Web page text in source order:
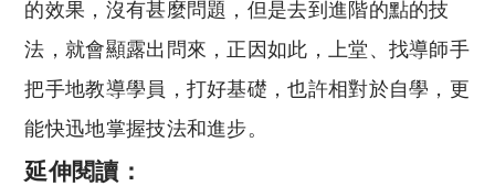
的效果，沒有甚麼問題，但是去到進階的點的技
法，就會顯露出問來，正因如此，上堂、找導師手
把手地教導學員，打好基礎，也許相對於自學，更
能快迅地掌握技法和進步。
延伸閱讀：